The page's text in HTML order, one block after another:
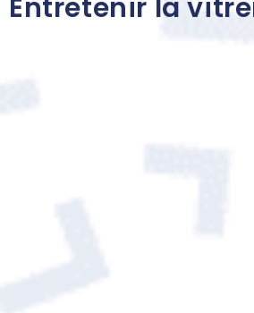
Entretenir la